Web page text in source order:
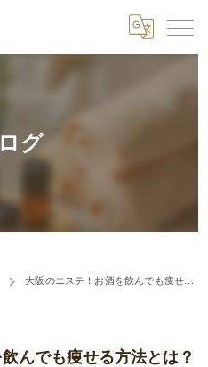
グ
大阪のエステ！お酒を飲んでも痩せる方法とは？
んでも痩せる方法とは？